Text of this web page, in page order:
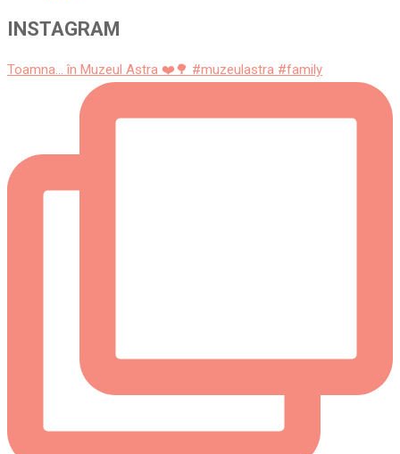
INSTAGRAM
Toamna... în Muzeul Astra ❤️🌳 #muzeulastra #family